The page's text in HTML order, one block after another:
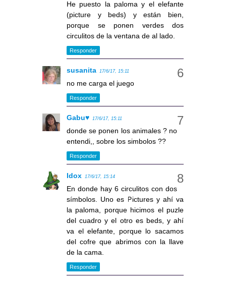
He puesto la paloma y el elefante
(picture y beds) y están bien,
porque se ponen verdes dos
circulitos de la ventana de al lado.
Responder
susanita 17/6/17, 15:11
no me carga el juego
Responder
Gabu♥ 17/6/17, 15:11
donde se ponen los animales ? no
entendi,, sobre los simbolos ??
Responder
Idox 17/6/17, 15:14
En donde hay 6 circulitos con dos
símbolos. Uno es Pictures y ahí va
la paloma, porque hicimos el puzle
del cuadro y el otro es beds, y ahí
va el elefante, porque lo sacamos
del cofre que abrimos con la llave
de la cama.
Responder